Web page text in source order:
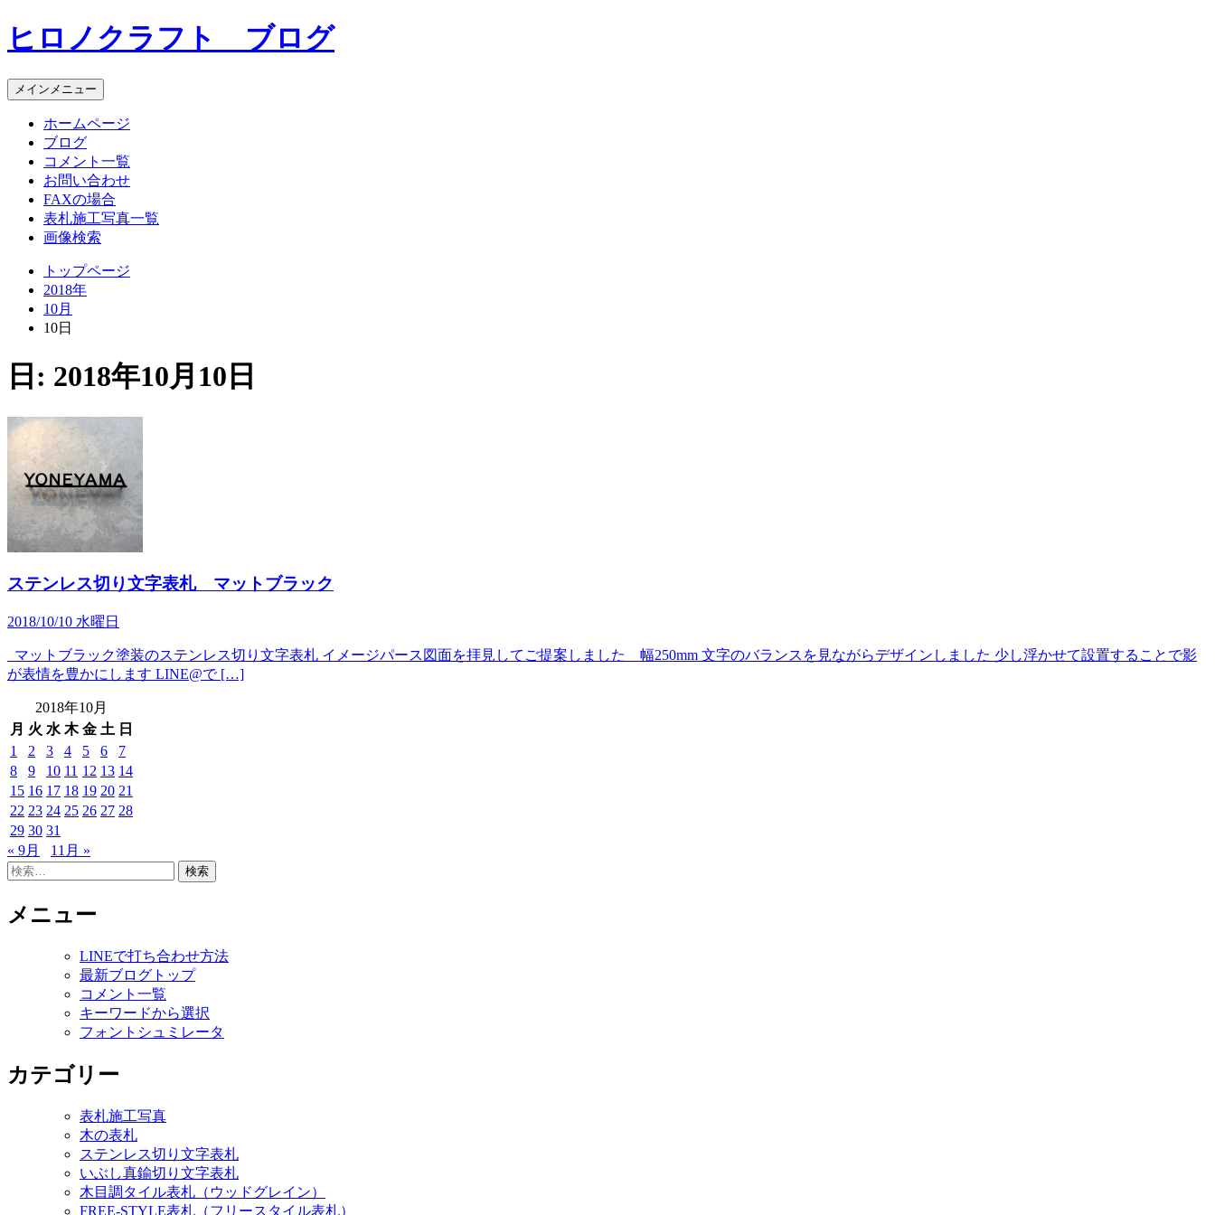
コ
ン
ン
ツ
ヒロノクラフト ブログ
メインメニュー
ホームページ
ブログ
コメント一覧
お問い合わせ
FAXの場合
表札施工写真一覧
画像検索
トップページ
2018年
10月
10日
日: 2018年10月10日
ステンレス切り文字表札 マットブラック
2018/10/10 水曜日
マットブラック塗装のステンレス切り文字表札 イメージパース図面を拝見してご提案しました 幅250mm 文字のバランスを見ながらデザインしました 少し浮かせて設置することで影
が表情を豊かにします LINE@で […]
2018年10月
月 火 水 木 金 土 日
1
2 3 4 5 6
7
8
9 10 11 12 13 14
15 16 17 18 19 20 21
22 23 24 25 26 27 28
29 30 31
« 9月
11月 »
検
メニュー
LINEで打ち合わせ方法
最新ブログトップ
コメント一覧
キーワードから選択
フォントシュミレータ
カテゴリー
表札施工写真
木の表札
ステンレス切り文字表札
いぶし真鍮切り文字表札
木目調タイル表札（ウッドグレイン）
FREE-STYLE表札（フリースタイル表札）